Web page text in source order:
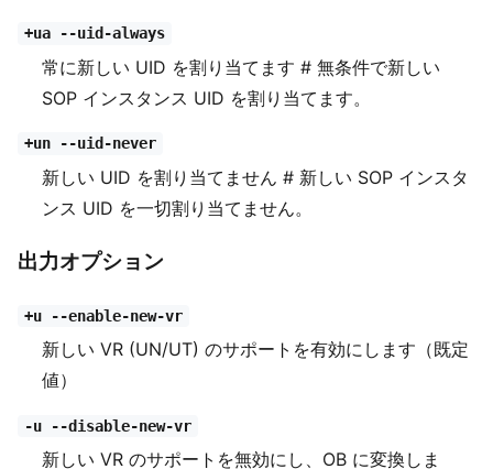
+ua --uid-always
常に新しい UID を割り当てます # 無条件で新しい
SOP インスタンス UID を割り当てます。
+un --uid-never
新しい UID を割り当てません # 新しい SOP インスタ
ンス UID を一切割り当てません。
出力オプション
+u --enable-new-vr
新しい VR (UN/UT) のサポートを有効にします（既定
値）
-u --disable-new-vr
新しい VR のサポートを無効にし、OB に変換しま